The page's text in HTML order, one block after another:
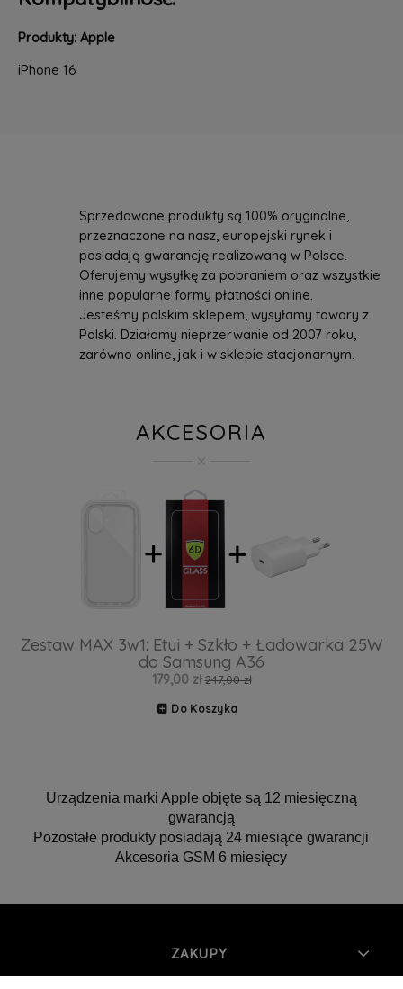
Produkty: Apple
iPhone 16
Sprzedawane produkty są 100% oryginalne,
przeznaczone na nasz, europejski rynek i
posiadają gwarancję realizowaną w Polsce.
Oferujemy wysyłkę za pobraniem oraz wszystkie
inne popularne formy płatności online.
Jesteśmy polskim sklepem, wysyłamy towary z
Polski. Działamy nieprzerwanie od 2007 roku,
zarówno online, jak i w sklepie stacjonarnym.
AKCESORIA
Zestaw MAX 3w1: Etui + Szkło + Ładowarka 25W
do Samsung A36
179,00 zł 247,00 zł
Do Koszyka
Urządzenia marki Apple objęte są 12 miesięczną
gwarancją
Pozostałe produkty posiadają 24 miesiące gwarancji
Akcesoria GSM 6 miesięcy
ZAKUPY